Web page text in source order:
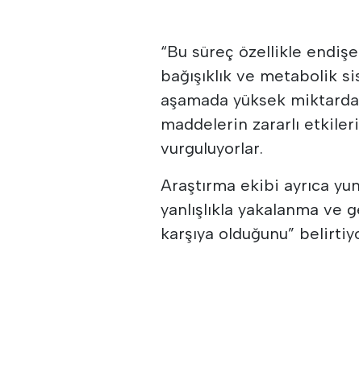
“Bu süreç özellikle
bağışıklık ve metabolik
aşamada yüksek
maddelerin zararlı
vurguluyorlar.
Araştırma ekibi ayrıca
yanlışlıkla yakalanma
karşıya olduğunu”